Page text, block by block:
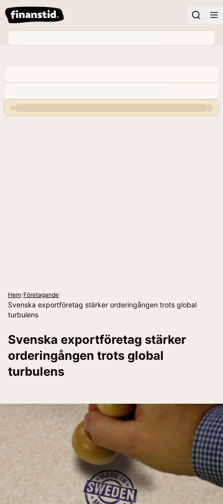
Hem/Företagande/
Svenska exportföretag stärker orderingången trots global
turbulens
Svenska exportföretag stärker
orderingången trots global
turbulens